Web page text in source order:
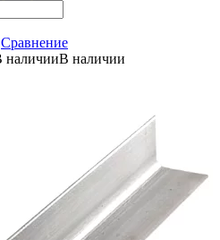
Сравнение
В наличии